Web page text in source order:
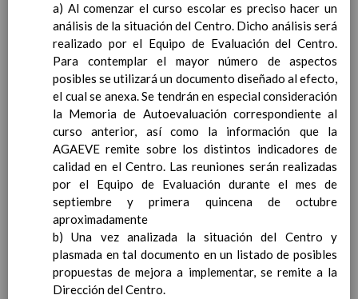
personal
15 noviembre 2019
MetodologÃ­a 15 noviembre 2019
Recursos 15 noviembre 2019
EducaciÃ³n Primaria
CoordinaciÃ³n y concreciÃ³n curricular
Objetivos de la etapa
Ãrea de Lengua Castellana y
Literatura
Objetivos del Ã¡rea
ContribuciÃ³n del Ã¡rea a
las competencias clave
ConcreciÃ³n curricular
Ã¡rea y de
competencias
En revisiÃ³n
Ãrea de MatemÃ¡ticas
a) Al comenzar el curso escolar es preciso hacer un
análisis de la situación del Centro. Dicho análisis será
realizado por el Equipo de Evaluación del Centro.
Para contemplar el mayor número de aspectos
posibles se utilizará un documento diseñado al efecto,
el cual se anexa. Se tendrán en especial consideración
la Memoria de Autoevaluación correspondiente al
curso anterior, así como la información que la
AGAEVE remite sobre los distintos indicadores de
calidad en el Centro. Las reuniones serán realizadas
por el Equipo de Evaluación durante el mes de
septiembre y primera quincena de octubre
aproximadamente
b) Una vez analizada la situación del Centro y
plasmada en tal documento en un listado de posibles
propuestas de mejora a implementar, se remite a la
Dirección del Centro.